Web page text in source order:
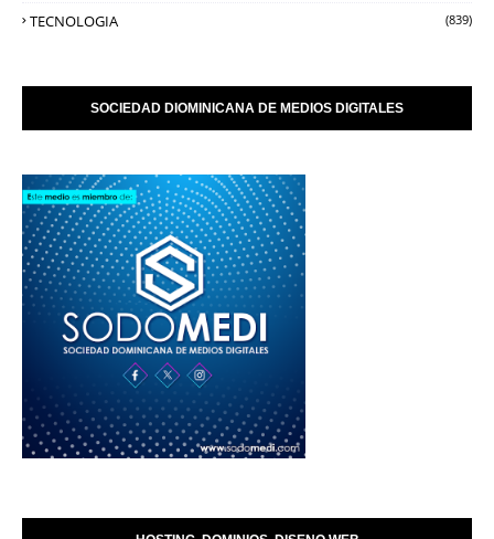
TECNOLOGIA (839)
SOCIEDAD DIOMINICANA DE MEDIOS DIGITALES